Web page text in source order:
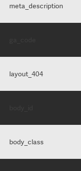
meta_description
layout_404
body_class